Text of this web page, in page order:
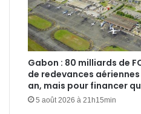
Gabon : 80 milliards de
de redevances
an, mais pour financer
5 août 2026 à 21h15min